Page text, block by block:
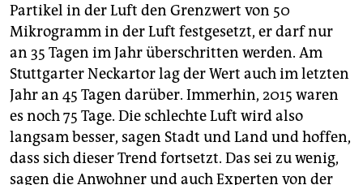
Partikel in der Luft den Grenzwert von 50
Mikrogramm in der Luft festgesetzt, er darf nur
an 35 Tagen im Jahr überschritten werden. Am
Stuttgarter Neckartor lag der Wert auch im letzten
Jahr an 45 Tagen darüber. Immerhin, 2015 waren
es noch 75 Tage. Die schlechte Luft wird also
langsam besser, sagen Stadt und Land und hoffen,
dass sich dieser Trend fortsetzt. Das sei zu wenig,
sagen die Anwohner und auch Experten von der